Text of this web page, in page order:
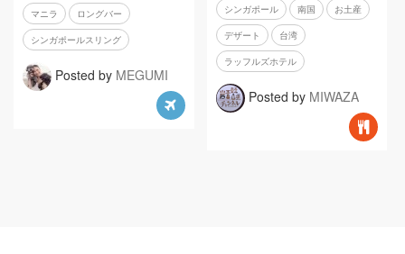
マニラ ロングバー
シンガポールスリング
Posted by MEGUMI
シンガポール 南国 お土産
デザート 台湾
ラッフルズホテル
Posted by MIWAZA